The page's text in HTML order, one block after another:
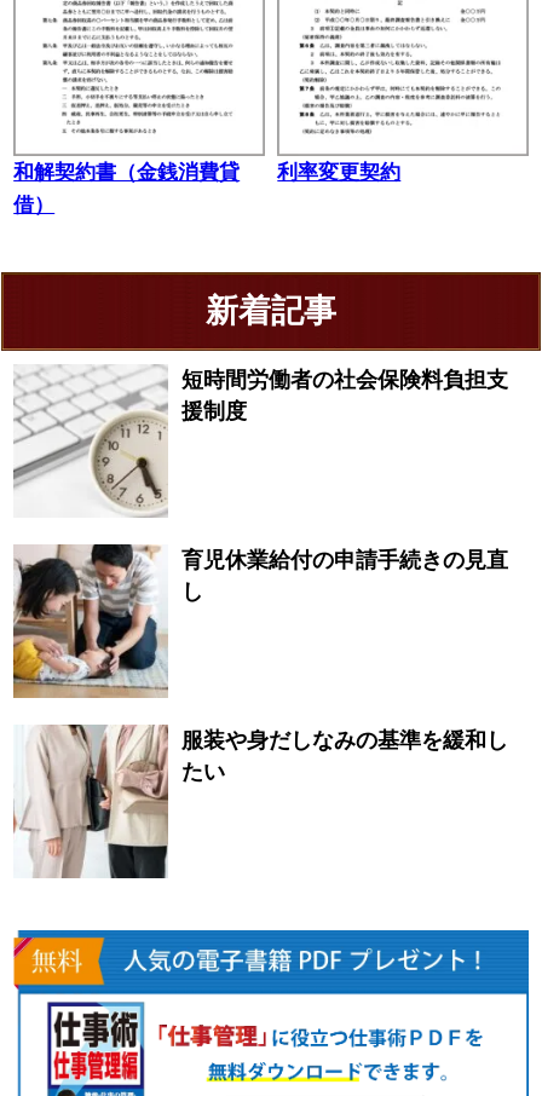
和解契約書（金銭消費貸
借）
利率変更契約
新着記事
短時間労働者の社会保険料負担支
援制度
育児休業給付の申請手続きの見直
し
服装や身だしなみの基準を緩和し
たい